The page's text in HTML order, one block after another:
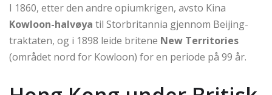
I 1860, etter den andre opiumkrigen, avsto Kina
Kowloon-halvøya til Storbritannia gjennom Beijing-
traktaten, og i 1898 leide britene New Territories
(området nord for Kowloon) for en periode på 99 år.